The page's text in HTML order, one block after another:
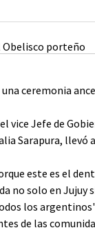
ceremonia
vice Jefe de
Sarapura, llevó
este es el
no solo en Jujuy
los
de las